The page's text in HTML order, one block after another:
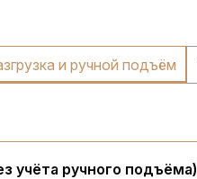
и ручной подъём
учёта ручного подъёма)